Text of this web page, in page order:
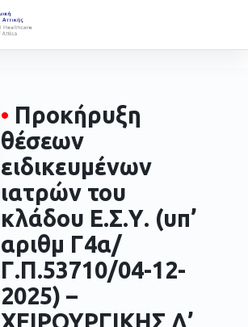
• Προκήρυξη
θέσεων
ειδικευμένων
ιατρών του
κλάδου Ε.Σ.Υ. (υπ’
αριθμ Γ4α/
Γ.Π.53710/04-12-
2025) –
ΧΕΙΡΟΥΡΓΙΚΗΣ Δ’